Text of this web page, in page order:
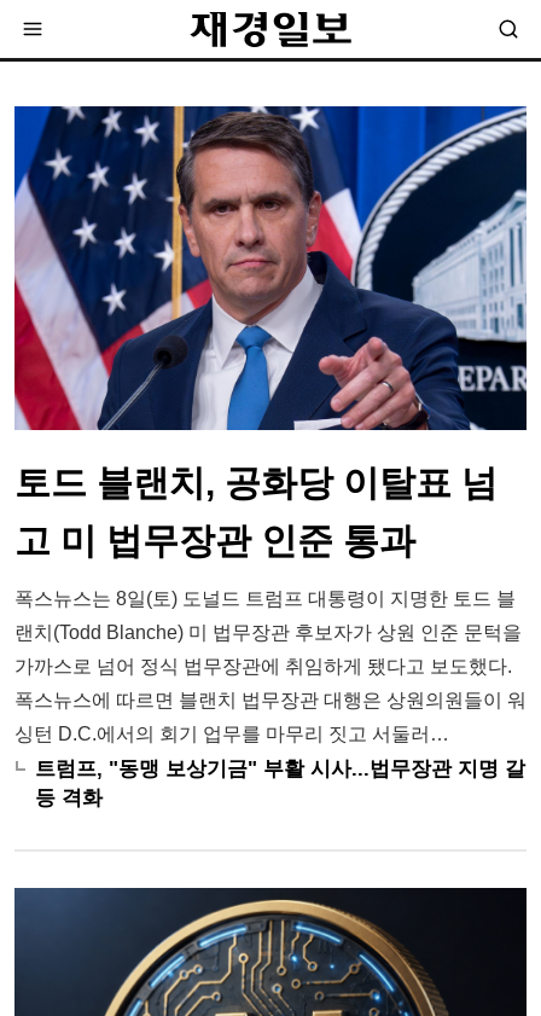
토드 블랜치, 공화당 이탈표 넘
고 미 법무장관 인준 통과
폭스뉴스는 8일(토) 도널드 트럼프 대통령이 지명한 토드 블
랜치(Todd Blanche) 미 법무장관 후보자가 상원 인준 문턱을
가까스로 넘어 정식 법무장관에 취임하게 됐다고 보도했다.
폭스뉴스에 따르면 블랜치 법무장관 대행은 상원의원들이 워
싱턴 D.C.에서의 회기 업무를 마무리 짓고 서둘러…
트럼프, "동맹 보상기금" 부활 시사...법무장관 지명 갈
등 격화